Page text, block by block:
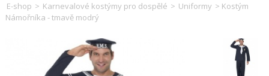
E-shop > Karnevalové kostýmy pro dospělé > Uniformy > Kostým
Námořníka - tmavě modrý